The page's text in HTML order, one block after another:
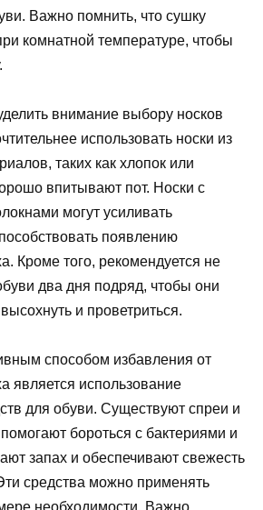
Важно помнить, что сушку
комнатной температуре, чтобы
внимание выбору носков
использовать носки из
таких как хлопок или
впитывают пот. Носки с
могут усиливать
появлению
Кроме того, рекомендуется не
два дня подряд, чтобы они
и проветриться.
способом избавления от
является использование
для обуви. Существуют спреи и
бороться с бактериями и
запах и обеспечивают свежесть
средства можно применять